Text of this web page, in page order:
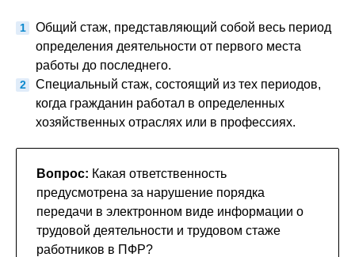
Общий стаж, представляющий собой весь период
определения деятельности от первого места
работы до последнего.
Специальный стаж, состоящий из тех периодов,
когда гражданин работал в определенных
хозяйственных отраслях или в профессиях.
Вопрос: Какая ответственность
предусмотрена за нарушение порядка
передачи в электронном виде информации о
трудовой деятельности и трудовом стаже
работников в ПФР?